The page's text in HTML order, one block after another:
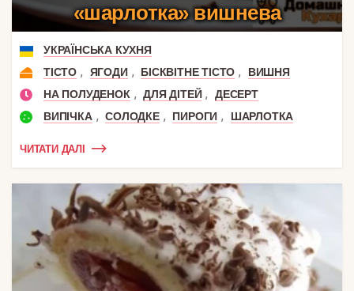
«шарлотка» вишнева
УКРАЇНСЬКА КУХНЯ
ТІСТО , ЯГОДИ , БІСКВІТНЕ ТІСТО ,
ВИШНЯ
НА ПОЛУДЕНОК , ДЛЯ ДІТЕЙ ,
ДЕСЕРТ
ВИПІЧКА , СОЛОДКЕ , ПИРОГИ , ШАРЛОТКА
ЧИТАТИ ДАЛІ